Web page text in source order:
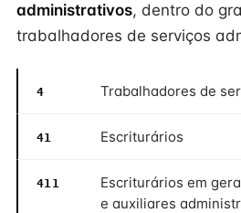
administrativos, dentro do
trabalhadores de serviços
4 Trabalhadores de
41 Escriturários
411
Escriturários em
e auxiliares